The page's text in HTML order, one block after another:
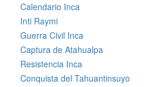
Calendario Inca
Inti Raymi
Guerra Civil Inca
Captura de Atahualpa
Resistencia Inca
Conquista del Tahuantinsuyo